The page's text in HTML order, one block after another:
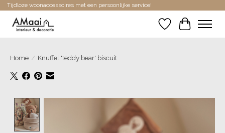
Tijdloze woonaccessoires met een persoonlijke service!
Verlanglijst
Home / Knuffel 'teddy bear' biscuit
Product image slideshow Items